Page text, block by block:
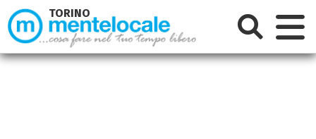
TORINO